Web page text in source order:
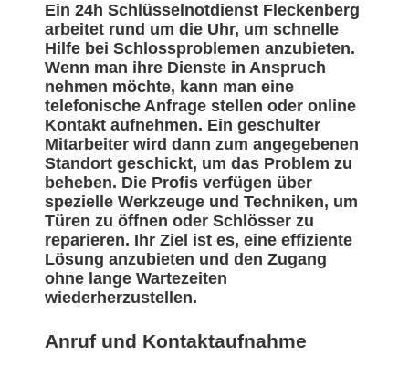
Ein 24h Schlüsselnotdienst Fleckenberg
arbeitet rund um die Uhr, um schnelle
Hilfe bei Schlossproblemen anzubieten.
Wenn man ihre Dienste in Anspruch
nehmen möchte, kann man eine
telefonische Anfrage stellen oder online
Kontakt aufnehmen. Ein geschulter
Mitarbeiter wird dann zum angegebenen
Standort geschickt, um das Problem zu
beheben. Die Profis verfügen über
spezielle Werkzeuge und Techniken, um
Türen zu öffnen oder Schlösser zu
reparieren. Ihr Ziel ist es, eine effiziente
Lösung anzubieten und den Zugang
ohne lange Wartezeiten
wiederherzustellen.
Anruf und Kontaktaufnahme